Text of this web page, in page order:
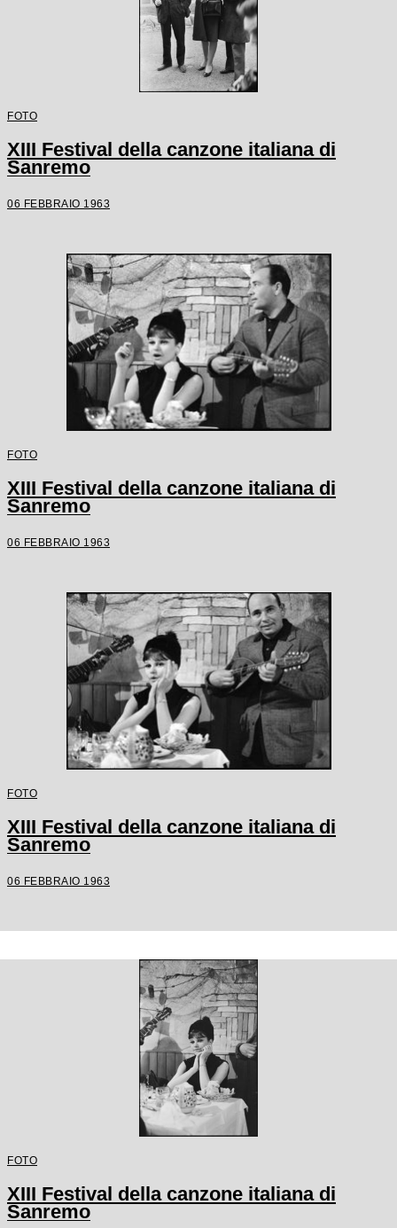
FOTO
XIII Festival della canzone italiana di
Sanremo
06 FEBBRAIO 1963
FOTO
XIII Festival della canzone italiana di
Sanremo
06 FEBBRAIO 1963
FOTO
XIII Festival della canzone italiana di
Sanremo
06 FEBBRAIO 1963
FOTO
XIII Festival della canzone italiana di
Sanremo